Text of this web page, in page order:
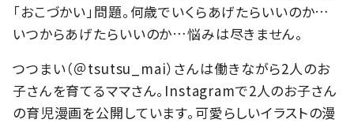
「おこづかい」問題。何歳でいくらあげたらいいのか…
いつからあげたらいいのか…悩みは尽きません。
つつまい（＠tsutsu_mai）さんは働きながら2人のお
子さんを育てるママさん。Instagramで2人のお子さん
の育児漫画を公開しています。可愛らしいイラストの漫